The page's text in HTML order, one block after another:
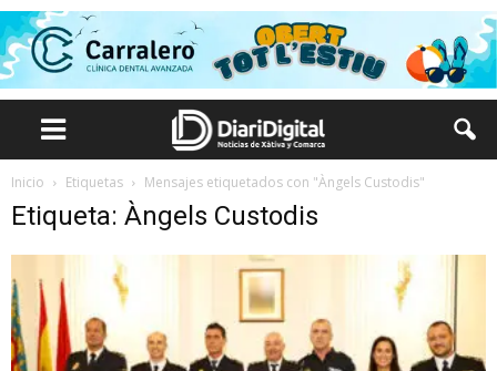
Inicio Etiquetas Mensajes etiquetados con "Àngels Custodis"
Etiqueta: Àngels Custodis